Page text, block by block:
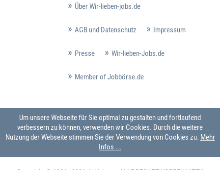
Über Wir-lieben-jobs.de
AGB und Datenschutz Impressum
Presse Wir-lieben-Jobs.de
Member of Jobbörse.de
Um unsere Webseite für Sie optimal zu gestalten und fortlaufend
verbessern zu können, verwenden wir Cookies. Durch die weitere
Nutzung der Webseite stimmen Sie der Verwendung von Cookies zu. Mehr
Infos ...